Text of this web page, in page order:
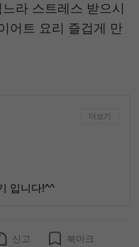
라 스트레스 받으시
어트 요리 즐겁게 만
더보기
입니다!^^
신고 북마크